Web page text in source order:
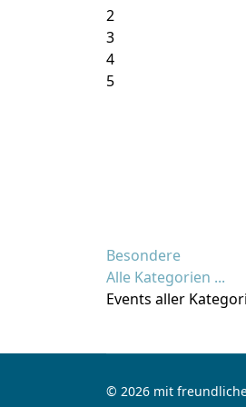
2
3
4
5
Besondere
Alle Kategorien ...
Events aller
© 2026 mit